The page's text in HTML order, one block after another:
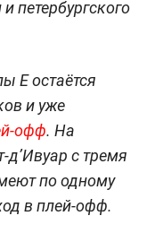
петербургского
E остаётся
и уже
офф. На
д’Ивуар с тремя
по одному
в плей-офф.